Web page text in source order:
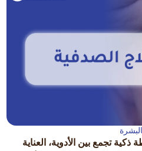
تجمع بين الأدوية، العناية